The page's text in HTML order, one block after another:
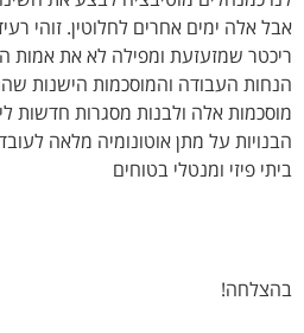
ריכטר שמזעזעת ומפילה לא את אמות
הנחות העבודה והמוסכמות הישנות
מוסכמות אלה ולבנות מסגרות חדשות
הבנויות על מתן אוטונומיה מלאה
ביתי פיזי ומנטלי בטוחים
בהצלחה!